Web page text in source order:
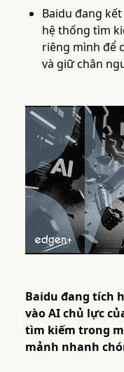
Baidu đang
hệ thống tìm
riêng mình để
và giữ chân
Baidu đang tích
vào AI chủ lực
tìm kiếm trong
mảnh nhanh